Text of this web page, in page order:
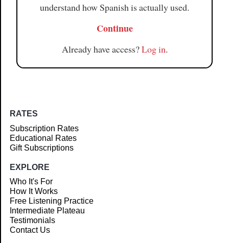
understand how Spanish is actually used.
Continue
Already have access?Log in.
RATES
Subscription Rates
Educational Rates
Gift Subscriptions
EXPLORE
Who It's For
How It Works
Free Listening Practice
Intermediate Plateau
Testimonials
Contact Us